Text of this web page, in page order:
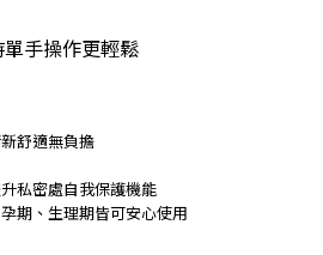
手操作更輕鬆
舒適無負擔
私密處自我保護機能
期、生理期皆可安心使用